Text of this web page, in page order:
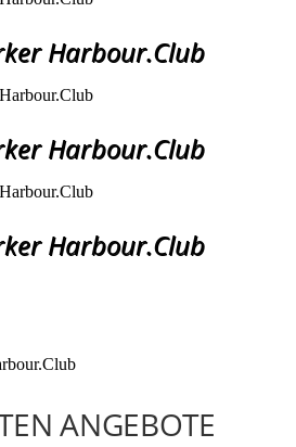
Harbour.Club
Harbour.Club
Harbour.Club
ANGEBOTE